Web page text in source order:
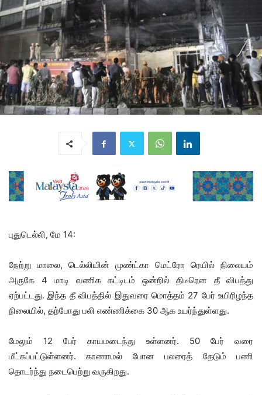
புதுடெல்லி, மே 14:
நேற்று மாலை, டெல்லியின் முண்ட்கா மெட்ரோ ரெயில் நிலையம்
அருகே 4 மாடி வணிக கட்டிடம் ஒன்றில் திடீரென தீ விபத்து
ஏற்பட்டது. இந்த தீ விபத்தில் இதுவரை மொத்தம் 27 பேர் உயிரிழந்த
நிலையில், தற்போது பலி எண்ணிக்கை 30 ஆக உயர்ந்துள்ளது.
மேலும் 12 பேர் காயமடைந்து உள்ளனர். 50 பேர் வரை
மீட்கப்பட்டுள்ளனர். காணாமல் போன பலரைத் தேடும் பணி
தொடர்ந்து நடைபெற்று வருகிறது.